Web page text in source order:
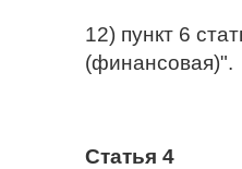
12) пункт 6
(финансовая)".
Статья 4